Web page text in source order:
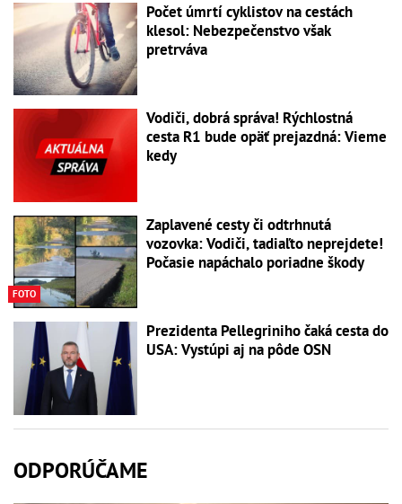
Počet úmrtí cyklistov na cestách
klesol: Nebezpečenstvo však
pretrváva
Vodiči, dobrá správa! Rýchlostná
cesta R1 bude opäť prejazdná: Vieme
kedy
FOTO
Zaplavené cesty či odtrhnutá
vozovka: Vodiči, tadiaľto neprejdete!
Počasie napáchalo poriadne škody
Prezidenta Pellegriniho čaká cesta do
USA: Vystúpi aj na pôde OSN
ODPORÚČAME